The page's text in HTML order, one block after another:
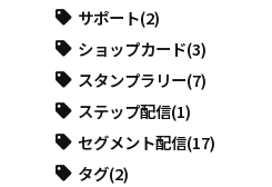
サポート(2)
ショップカード(3)
スタンプラリー(7)
ステップ配信(1)
セグメント配信(17)
タグ(2)